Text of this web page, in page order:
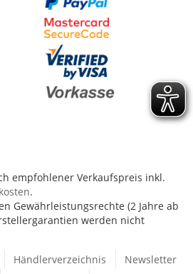
empfohlener Verkaufspreis inkl.
.
Gewährleistungsrechte (2 Jahre ab
werden nicht
Händlerverzeichnis
Newsletter